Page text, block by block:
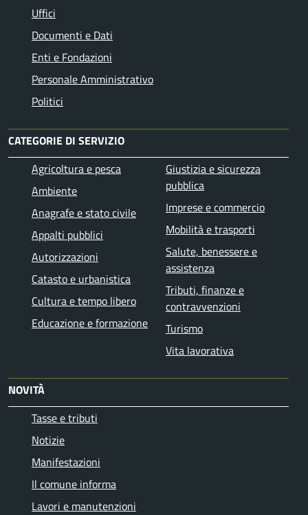
Uffici
Documenti e Dati
Enti e Fondazioni
Personale Amministrativo
Politici
CATEGORIE DI SERVIZIO
Agricoltura e pesca
Ambiente
Anagrafe e stato civile
Appalti pubblici
Autorizzazioni
Catasto e urbanistica
Cultura e tempo libero
Educazione e formazione
Giustizia e sicurezza
pubblica
Imprese e commercio
Mobilità e trasporti
Salute, benessere e
assistenza
Tributi, finanze e
contravvenzioni
Turismo
Vita lavorativa
NOVITÀ
Tasse e tributi
Notizie
Manifestazioni
Il comune informa
Lavori e manutenzioni